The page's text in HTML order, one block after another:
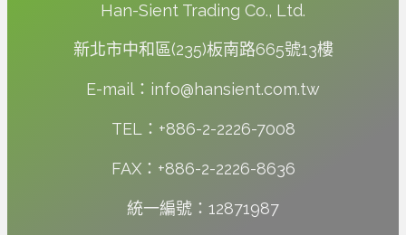
Han-Sient Trading Co., Ltd.
新北市中和區(235)板南路665號13樓
E-mail：info@hansient.com.tw
TEL：+886-2-2226-7008
FAX：+886-2-2226-8636
統一編號：12871987